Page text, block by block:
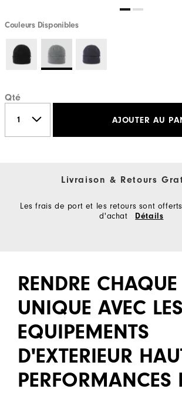
Couleurs Disponibles
Qté
AJOUTER AU
Livraison & Retours
Les frais de port et les retours sont
d'achat
Détails
RENDRE
UNIQUE AVEC LES
EQUIPEMENTS
D'EXTERIEUR
PERFORMANCES